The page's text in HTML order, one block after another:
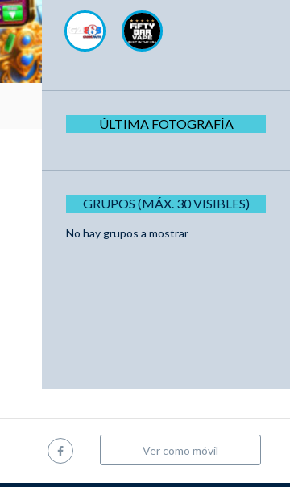
ÚLTIMA FOTOGRAFÍA
GRUPOS (MÁX. 30 VISIBLES)
No hay grupos a mostrar